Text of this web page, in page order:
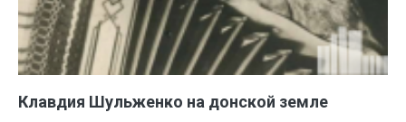
Клавдия Шульженко на донской земле